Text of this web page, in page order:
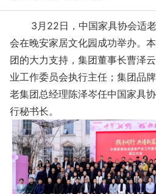
3月22日，中国家具协会适老
会在晚安家居文化园成功举办。
团的大力支持，集团董事长曹泽
业工作委员会执行主任；集团品
老集团总经理陈泽岑任中国家具
行秘书长。